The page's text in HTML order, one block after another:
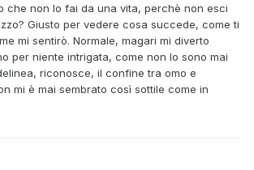
che non lo fai da una vita, perchè non esci
Giusto per vedere cosa succede, come ti
mi sentirò. Normale, magari mi diverto
per niente intrigata, come non lo sono mai
riconosce, il confine tra omo e
mi è mai sembrato così sottile come in